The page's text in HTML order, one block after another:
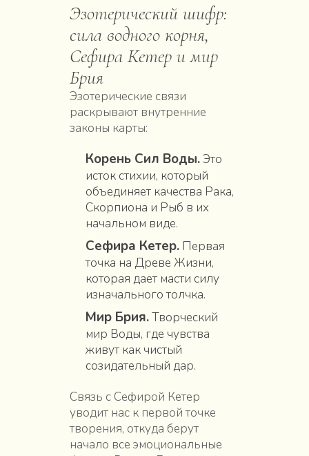
Эзотерический шифр:
сила водного корня,
Сефира Кетер и мир
Брия
Эзотерические связи
раскрывают внутренние
законы карты:
Корень Сил Воды.Это
исток стихии, который
объединяет качества Рака,
Скорпиона и Рыб в их
начальном виде.
Сефира Кетер.Первая
точка на Древе Жизни,
которая дает масти силу
изначального толчка.
Мир Брия.Творческий
мир Воды, где чувства
живут как чистый
созидательный дар.
Связь с Сефирой Кетер
уводит нас к первой точке
творения, откуда берут
начало все эмоциональные